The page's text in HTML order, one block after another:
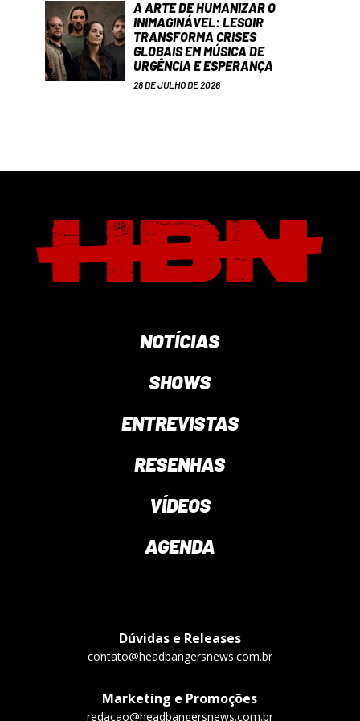
A ARTE DE HUMANIZAR O
INIMAGINÁVEL: LESOIR
TRANSFORMA CRISES
GLOBAIS EM MÚSICA DE
URGÊNCIA E ESPERANÇA
28 DE JULHO DE 2026
NOTÍCIAS
SHOWS
ENTREVISTAS
RESENHAS
VÍDEOS
AGENDA
Dúvidas e Releases
contato@headbangersnews.com.br
Marketing e Promoções
redacao@headbangersnews.com.br